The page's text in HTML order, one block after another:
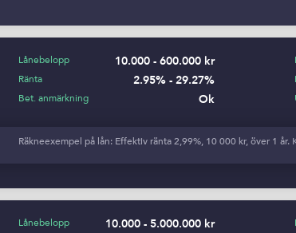
Lånebelopp 10.000 - 600.000 kr
Ränta 2.95% - 29.27%
Bet. anmärkning Ok
Räkneexempel på lån: Effektiv ränta 2,99%, 10 000 kr, över 1
Lånebelopp 10.000 - 5.000.000 kr